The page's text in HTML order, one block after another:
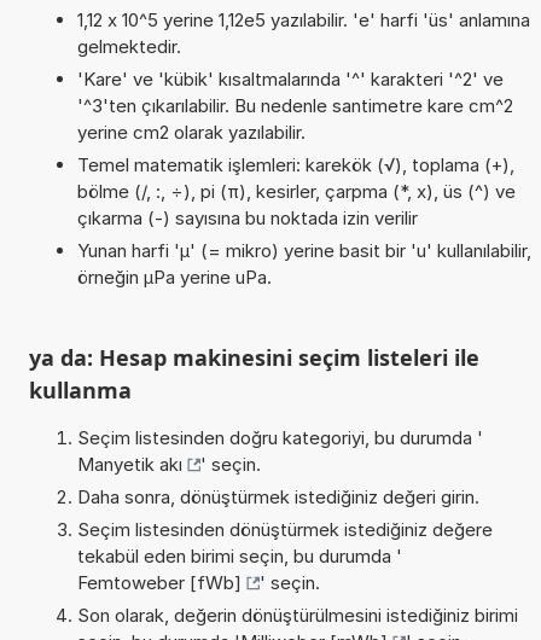
1,12 x 10^5 yerine 1,12e5 yazılabilir. 'e' harfi 'üs' anlamına
gelmektedir.
'Kare' ve 'kübik' kısaltmalarında '^' karakteri '^2' ve
'^3'ten çıkarılabilir. Bu nedenle santimetre kare cm^2
yerine cm2 olarak yazılabilir.
Temel matematik işlemleri: karekök (√), toplama (+),
bölme (/, :, ÷), pi (π), kesirler, çarpma (*, x), üs (^) ve
çıkarma (-) sayısına bu noktada izin verilir
Yunan harfi 'µ' (= mikro) yerine basit bir 'u' kullanılabilir,
örneğin µPa yerine uPa.
ya da: Hesap makinesini seçim listeleri ile
kullanma
Seçim listesinden doğru kategoriyi, bu durumda '
Manyetik akı
' seçin.
Daha sonra, dönüştürmek istediğiniz değeri girin.
Seçim listesinden dönüştürmek istediğiniz değere
tekabül eden birimi seçin, bu durumda '
Femtoweber [fWb]
' seçin.
Son olarak, değerin dönüştürülmesini istediğiniz birimi